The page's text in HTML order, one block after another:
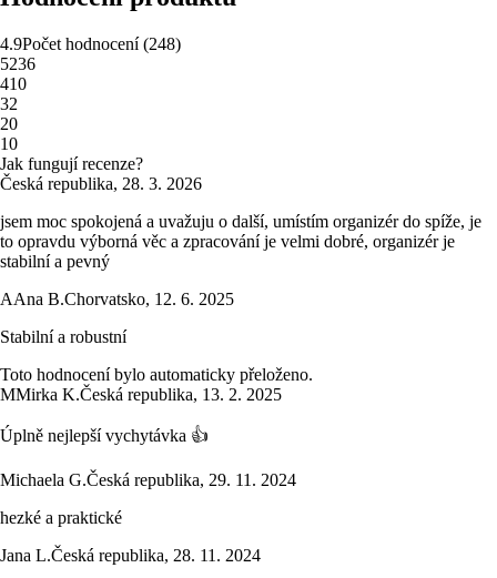
4.9Počet hodnocení(248)
5236
410
32
20
10
Jak fungují recenze?
Česká republika, 28. 3. 2026
jsem moc spokojená a uvažuju o další, umístím organizér do spíže, je
to opravdu výborná věc a zpracování je velmi dobré, organizér je
stabilní a pevný
AAna B.Chorvatsko, 12. 6. 2025
Stabilní a robustní
Toto hodnocení bylo automaticky přeloženo.
MMirka K.Česká republika, 13. 2. 2025
Úplně nejlepší vychytávka 👍
Michaela G.Česká republika, 29. 11. 2024
hezké a praktické
Jana L.Česká republika, 28. 11. 2024